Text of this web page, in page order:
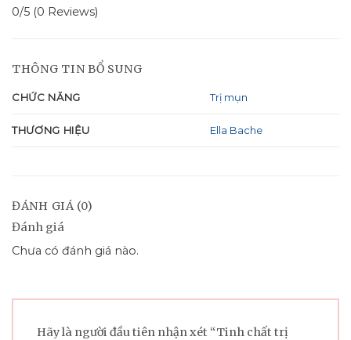
0/5 (0 Reviews)
THÔNG TIN BỔ SUNG
CHỨC NĂNG Trị mụn
THƯƠNG HIỆU Ella Bache
ĐÁNH GIÁ (0)
Đánh giá
Chưa có đánh giá nào.
Hãy là người đầu tiên nhận xét “Tinh chất trị